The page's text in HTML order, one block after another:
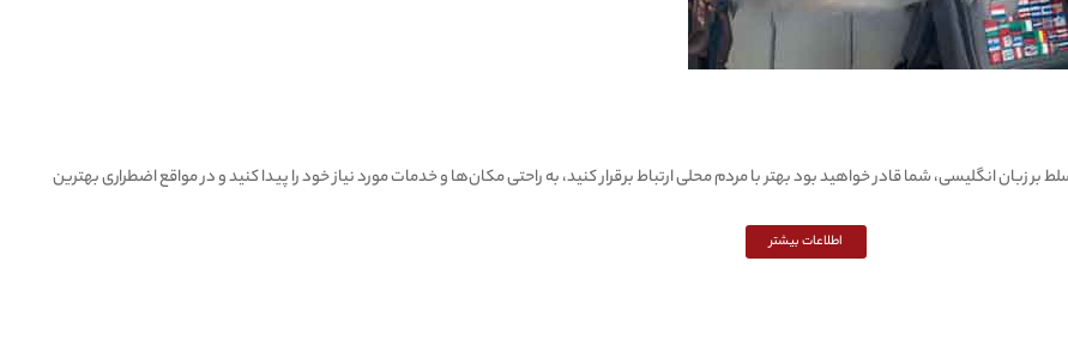
زبان انگلیسی، شما قادر خواهید بود بهتر با مردم محلی ارتباط برقرار کنید، به راحتی مکان‌ها و خدمات مورد نیاز خود را پیدا کنید و در مواقع اضطراری بهترین
اطلاعات بیشتر